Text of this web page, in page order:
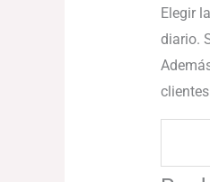
Elegir
diario.